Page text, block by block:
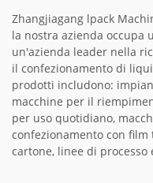
Zhangjiagang lpack
la nostra azienda occupa
un'azienda leader nella
il confezionamento di
prodotti includono:
macchine per il
per uso quotidiano,
confezionamento con
cartone, linee di